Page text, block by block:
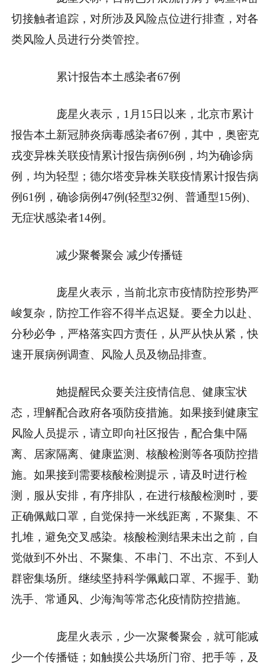
切接触者追踪，对所涉及风险点位进行排查，对各
类风险人员进行分类管控。
累计报告本土感染者67例
庞星火表示，1月15日以来，北京市累计
报告本土新冠肺炎病毒感染者67例，其中，奥密克
戎变异株关联疫情累计报告病例6例，均为确诊病
例，均为轻型；德尔塔变异株关联疫情累计报告病
例61例，确诊病例47例(轻型32例、普通型15例)、
无症状感染者14例。
减少聚餐聚会 减少传播链
庞星火表示，当前北京市疫情防控形势严
峻复杂，防控工作容不得半点迟疑。要全力以赴、
分秒必争，严格落实四方责任，从严从快从紧，快
速开展病例调查、风险人员及物品排查。
她提醒民众要关注疫情信息、健康宝状
态，理解配合政府各项防疫措施。如果接到健康宝
风险人员提示，请立即向社区报告，配合集中隔
离、居家隔离、健康监测、核酸检测等各项防控措
施。如果接到需要核酸检测提示，请及时进行检
测，服从安排，有序排队，在进行核酸检测时，要
正确佩戴口罩，自觉保持一米线距离，不聚集、不
扎堆，避免交叉感染。核酸检测结果未出之前，自
觉做到不外出、不聚集、不串门、不出京、不到人
群密集场所。继续坚持科学佩戴口罩、不握手、勤
洗手、常通风、少海淘等常态化疫情防控措施。
庞星火表示，少一次聚餐聚会，就可能减
少一个传播链；如触摸公共场所门帘、把手等，及